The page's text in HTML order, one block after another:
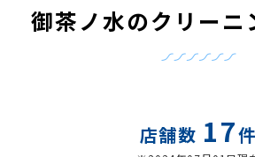
御茶ノ水のクリーニ
店舗数 17件